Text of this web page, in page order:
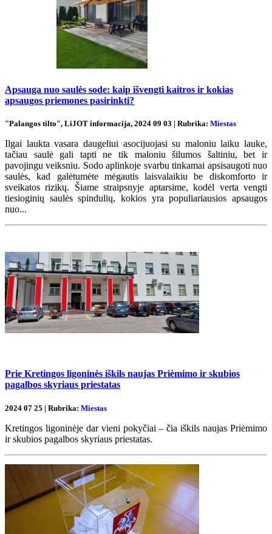
Apsauga nuo saulės sode: kaip išvengti kaitros ir kokias
apsaugos priemones pasirinkti?
"Palangos tilto", LiJOT informacija, 2024 09 03 | Rubrika: Miestas
Ilgai laukta vasara daugeliui asocijuojasi su maloniu laiku lauke,
tačiau saulė gali tapti ne tik maloniu šilumos šaltiniu, bet ir
pavojingu veiksniu. Sodo aplinkoje svarbu tinkamai apsisaugoti nuo
saulės, kad galėtumėte mėgautis laisvalaikiu be diskomforto ir
sveikatos rizikų. Šiame straipsnyje aptarsime, kodėl verta vengti
tiesioginių saulės spindulių, kokios yra populiariausios apsaugos
nuo...
Prie Kretingos ligoninės iškils naujas Priėmimo ir skubios
pagalbos skyriaus priestatas
2024 07 25 | Rubrika: Miestas
Kretingos ligoninėje dar vieni pokyčiai – čia iškils naujas Priėmimo
ir skubios pagalbos skyriaus priestatas.